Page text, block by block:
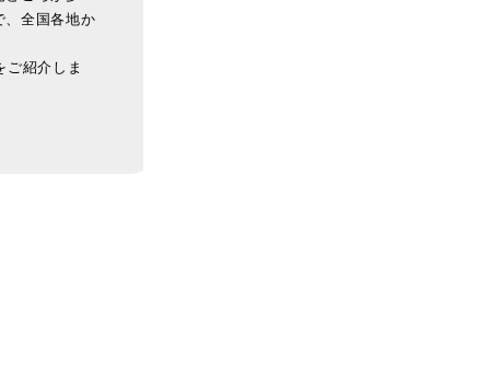
、全国各地か
ご紹介しま